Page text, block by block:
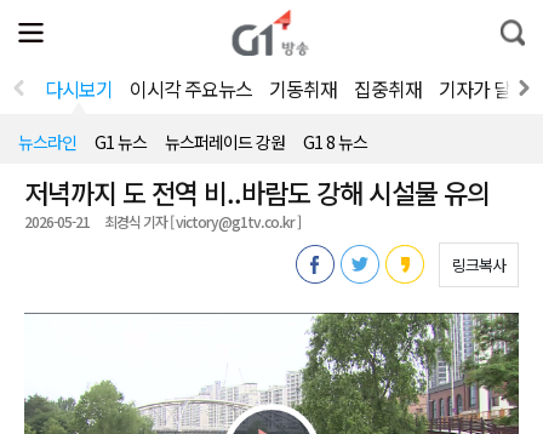
전
체
뉴
열
통
합
색
다시보기 이시각 주요뉴스 기동취재 집중취재 기자가 달려
뉴스라인 G1 뉴스 뉴스퍼레이드 강원 G1 8 뉴스
저녁까지 도 전역 비..바람도 강해 시설물 유의
2026-05-21 최경식 기자 [ victory@g1tv.co.kr ]
링크복사